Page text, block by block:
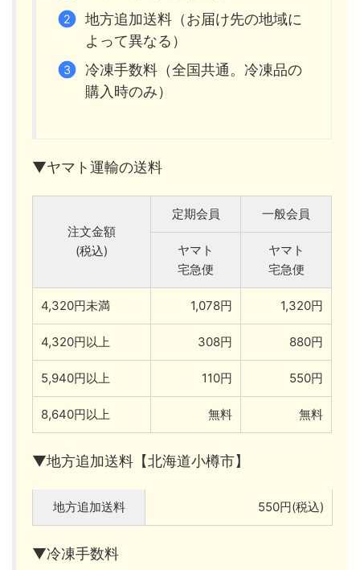
地方追加送料（お届け先の地域に
よって異なる）
冷凍手数料（全国共通。冷凍品の
購入時のみ）
▼ヤマト運輸の送料
注文金額
(税込)
定期会員 一般会員
ヤマト
宅急便
ヤマト
宅急便
4,320円未満 1,078円 1,320円
4,320円以上 308円 880円
5,940円以上 110円 550円
8,640円以上 無料 無料
▼地方追加送料【北海道小樽市】
地方追加送料 550円(税込)
▼冷凍手数料